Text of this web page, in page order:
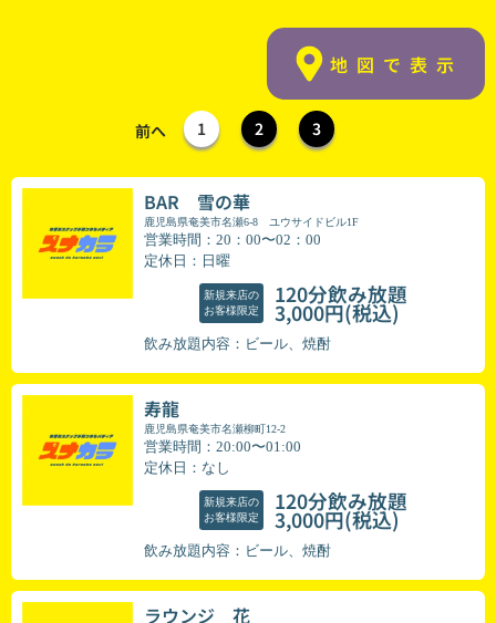
地図で表示
前へ 1 2 3
BAR 雪の華
鹿児島県奄美市名瀬6-8 ユウサイドビル1F
営業時間：20：00〜02：00
定休日：日曜
新規来店の
お客様限定
120分飲み放題
3,000円(税込)
飲み放題内容：ビール、焼酎
寿龍
鹿児島県奄美市名瀬柳町12-2
営業時間：20:00〜01:00
定休日：なし
新規来店の
お客様限定
120分飲み放題
3,000円(税込)
飲み放題内容：ビール、焼酎
ラウンジ 花